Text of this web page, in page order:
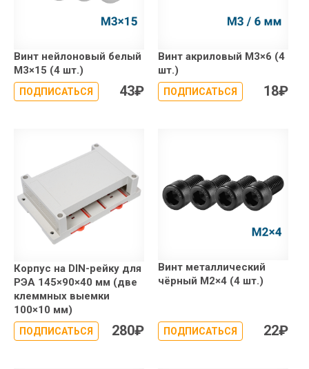
Винт нейлоновый белый
М3×15 (4 шт.)
ПОДПИСАТЬСЯ 43₽
Винт акриловый М3×6 (4
шт.)
ПОДПИСАТЬСЯ 18₽
Корпус на DIN-рейку для
РЭА 145×90×40 мм (две
клеммных выемки
100×10 мм)
ПОДПИСАТЬСЯ 280₽
Винт металлический
чёрный М2×4 (4 шт.)
ПОДПИСАТЬСЯ 22₽